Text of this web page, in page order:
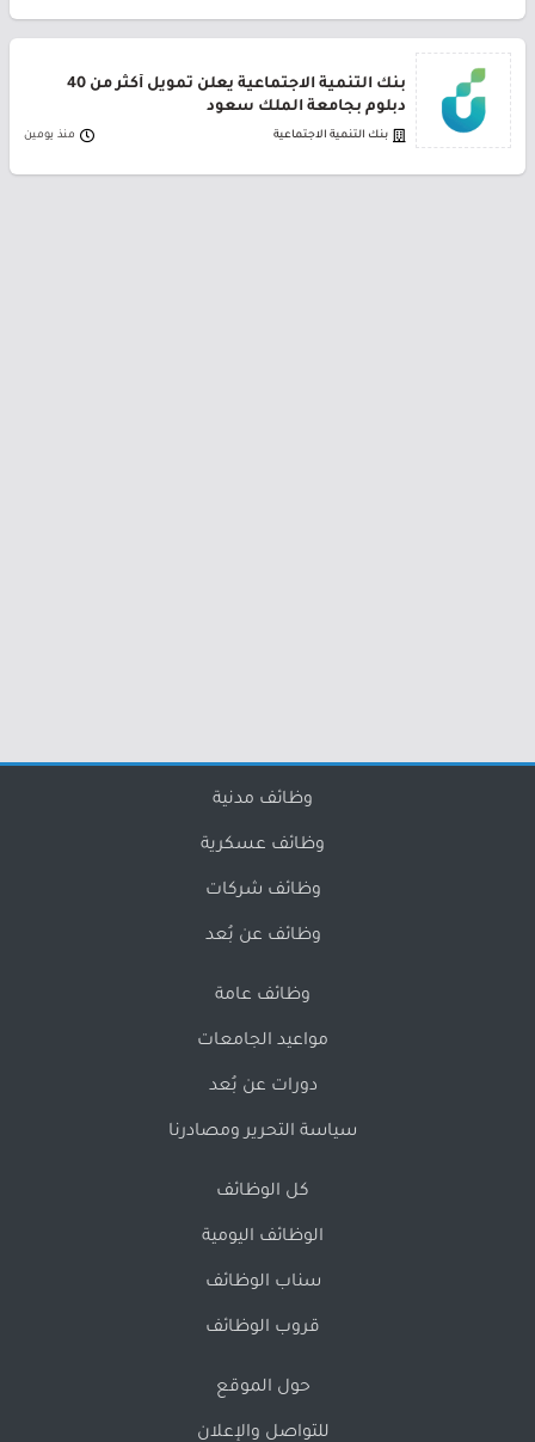
بنك التنمية الاجتماعية يعلن تمويل أكثر من 40
دبلوم بجامعة الملك سعود
بنك التنمية الاجتماعية منذ يومين
وظائف مدنية
وظائف عسكرية
وظائف شركات
وظائف عن بُعد
وظائف عامة
مواعيد الجامعات
دورات عن بُعد
سياسة التحرير ومصادرنا
كل الوظائف
الوظائف اليومية
سناب الوظائف
قروب الوظائف
حول الموقع
للتواصل والإعلان